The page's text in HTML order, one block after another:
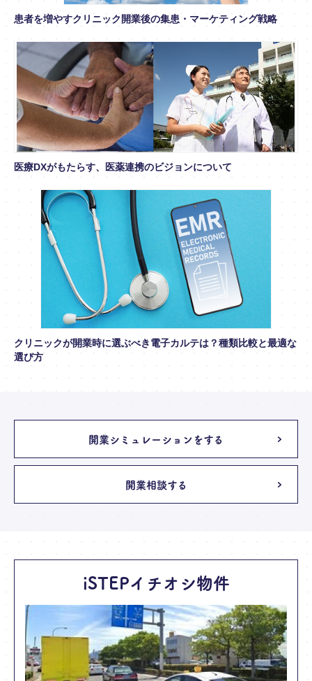
患者を増やすクリニック開業後の集患・マーケティング戦略
医療DXがもたらす、医薬連携のビジョンについて
クリニックが開業時に選ぶべき電子カルテは？種類比較と最適な
選び方
開業シミュレーションをする
開業相談する
iSTEPイチオシ物件